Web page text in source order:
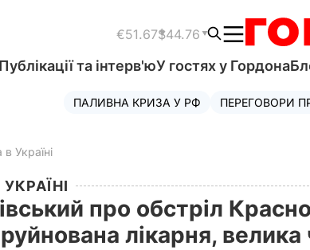
€51.67$44.76
Публікації та інтерв'юУ гостях у Гордона
ПАЛИВНА КРИЗА У РФ ПЕРЕГОВОРИ
в Україні
про обстріл
лікарня, велика